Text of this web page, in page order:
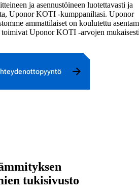
ja asennustöineen luotettavasti ja
Uponor KOTI -kumppaniltasi. Uponor
ammattilaiset on koulutettu
Uponor KOTI -arvojen
tukisivusto